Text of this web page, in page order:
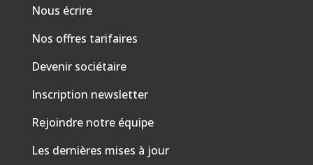
Nous écrire
Nos offres tarifaires
Devenir sociétaire
Inscription newsletter
Rejoindre notre équipe
Les dernières mises à jour